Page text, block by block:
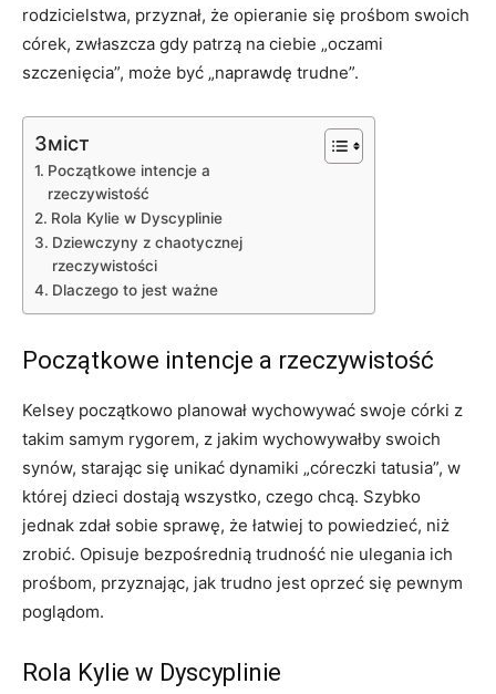
rodzicielstwa, przyznał, że opieranie się prośbom swoich
córek, zwłaszcza gdy patrzą na ciebie „oczami
szczenięcia”, może być „naprawdę trudne”.
Зміст
Początkowe intencje a
rzeczywistość
Rola Kylie w Dyscyplinie
Dziewczyny z chaotycznej
rzeczywistości
Dlaczego to jest ważne
Początkowe intencje a rzeczywistość
Kelsey początkowo planował wychowywać swoje córki z
takim samym rygorem, z jakim wychowywałby swoich
synów, starając się unikać dynamiki „córeczki tatusia”, w
której dzieci dostają wszystko, czego chcą. Szybko
jednak zdał sobie sprawę, że łatwiej to powiedzieć, niż
zrobić. Opisuje bezpośrednią trudność nie ulegania ich
prośbom, przyznając, jak trudno jest oprzeć się pewnym
poglądom.
Rola Kylie w Dyscyplinie